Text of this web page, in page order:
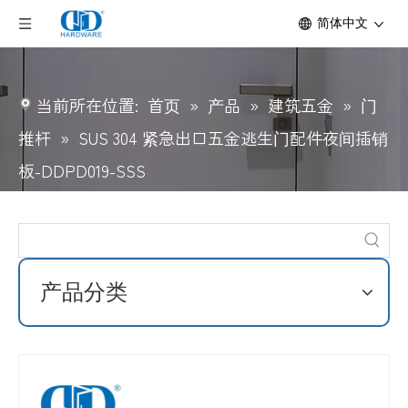
简体中文
当前所在位置: 首页 » 产品 » 建筑五金 » 门
推杆 » SUS 304 紧急出口五金逃生门配件夜间插销
板-DDPD019-SSS
产品分类